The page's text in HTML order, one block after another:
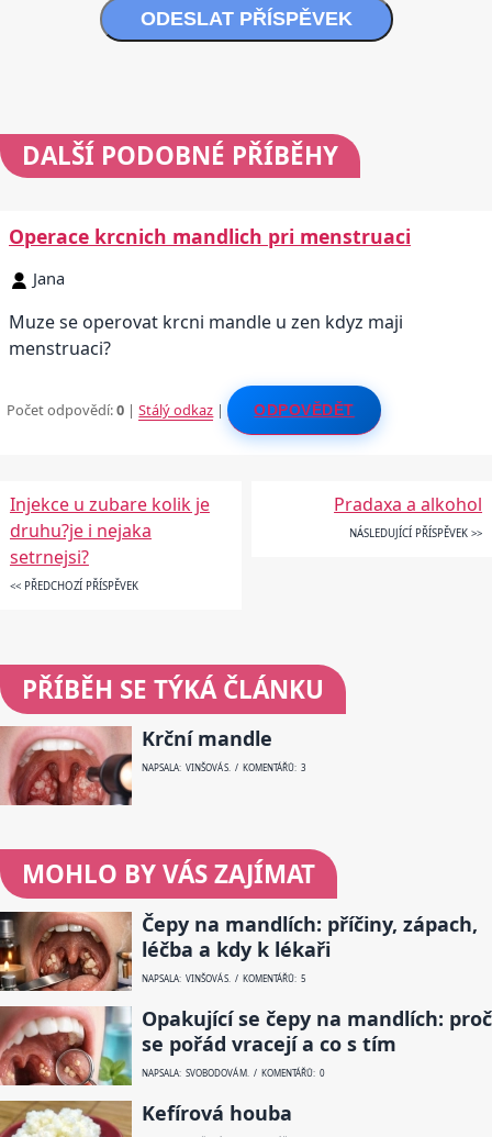
ODESLAT PŘÍSPĚVEK
DALŠÍ PODOBNÉ PŘÍBĚHY
Operace krcnich mandlich pri menstruaci
Jana
Muze se operovat krcni mandle u zen kdyz maji
menstruaci?
Počet odpovědí:0 |Stálý odkaz | ODPOVĚDĚT
Injekce u zubare kolik je
druhu?je i nejaka
setrnejsi?
<< PŘEDCHOZÍ PŘÍSPĚVEK
Pradaxa a alkohol
NÁSLEDUJÍCÍ PŘÍSPĚVEK >>
PŘÍBĚH SE TÝKÁ ČLÁNKU
Krční mandle
NAPSALA: VINŠOVÁ S. / KOMENTÁŘŮ: 3
MOHLO BY VÁS ZAJÍMAT
Čepy na mandlích: příčiny, zápach,
léčba a kdy k lékaři
NAPSALA: VINŠOVÁ S. / KOMENTÁŘŮ: 5
Opakující se čepy na mandlích: proč
se pořád vracejí a co s tím
NAPSALA: SVOBODOVÁ M. / KOMENTÁŘŮ: 0
Kefírová houba